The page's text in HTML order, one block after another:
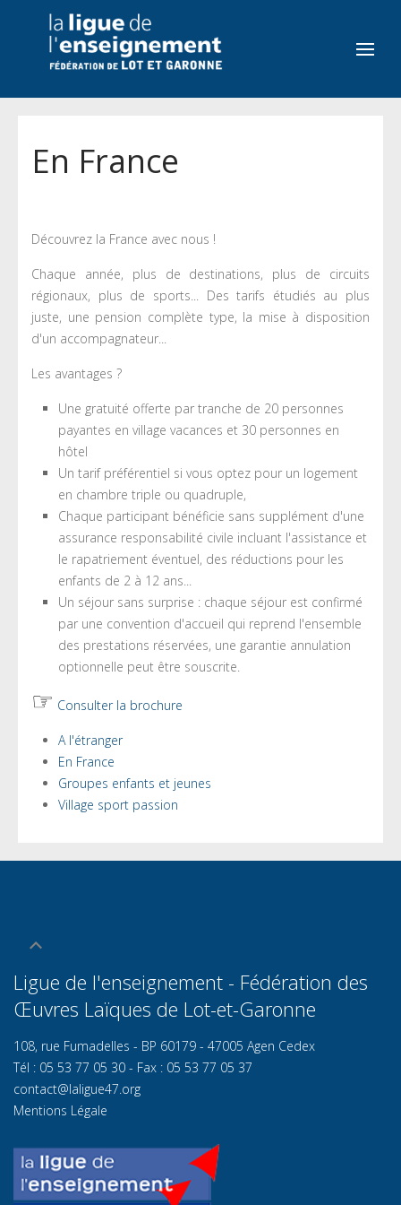
En France
Découvrez la France avec nous !
Chaque année, plus de destinations, plus de circuits
régionaux, plus de sports... Des tarifs étudiés au plus
juste, une pension complète type, la mise à disposition
d'un accompagnateur...
Les avantages ?
Une gratuité offerte par tranche de 20 personnes
payantes en village vacances et 30 personnes en
hôtel
Un tarif préférentiel si vous optez pour un logement
en chambre triple ou quadruple,
Chaque participant bénéficie sans supplément d'une
assurance responsabilité civile incluant l'assistance et
le rapatriement éventuel, des réductions pour les
enfants de 2 à 12 ans...
Un séjour sans surprise : chaque séjour est confirmé
par une convention d'accueil qui reprend l'ensemble
des prestations réservées, une garantie annulation
optionnelle peut être souscrite.
☞ Consulter la brochure
A l'étranger
En France
Groupes enfants et jeunes
Village sport passion
Ligue de l'enseignement - Fédération des
Œuvres Laïques de Lot-et-Garonne
108, rue Fumadelles - BP 60179 - 47005 Agen Cedex
Tél : 05 53 77 05 30 - Fax : 05 53 77 05 37
contact@laligue47.org
Mentions Légale